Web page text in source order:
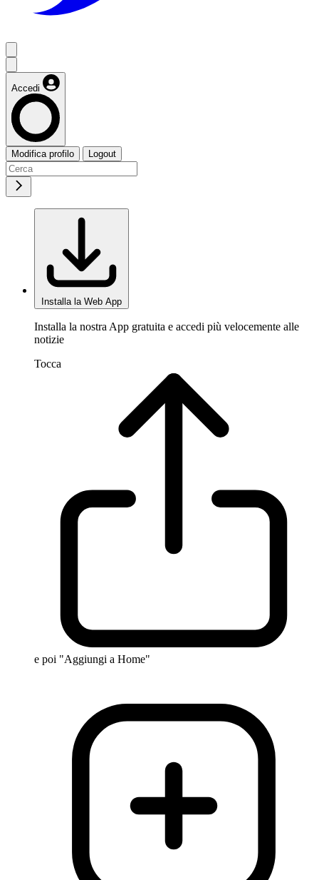
Accedi
Modifica profilo Logout
Installa la Web App
Installa la nostra App gratuita e accedi più velocemente alle
notizie
Tocca
e poi "Aggiungi a Home"